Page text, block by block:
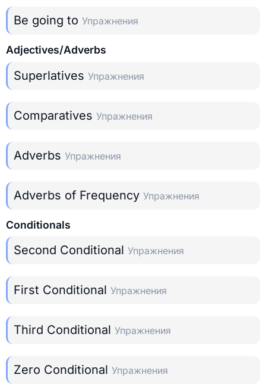
Be going to Упражнения
Adjectives/Adverbs
Superlatives Упражнения
Comparatives Упражнения
Adverbs Упражнения
Adverbs of Frequency Упражнения
Conditionals
Second Conditional Упражнения
First Conditional Упражнения
Third Conditional Упражнения
Zero Conditional Упражнения